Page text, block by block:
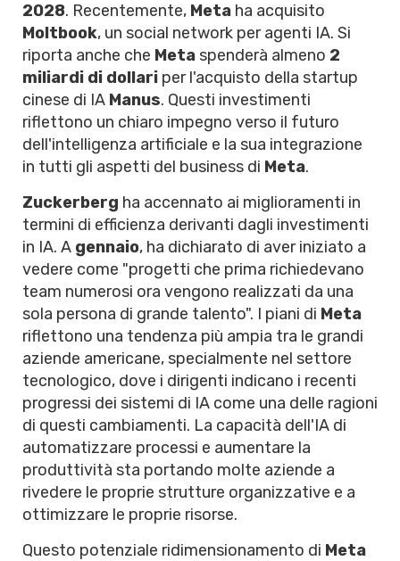
2028. Recentemente, Meta ha acquisito
Moltbook, un social network per agenti IA. Si
riporta anche che Meta spenderà almeno 2
miliardi di dollari per l'acquisto della startup
cinese di IA Manus. Questi investimenti
riflettono un chiaro impegno verso il futuro
dell'intelligenza artificiale e la sua integrazione
in tutti gli aspetti del business di Meta.
Zuckerberg ha accennato ai miglioramenti in
termini di efficienza derivanti dagli investimenti
in IA. A gennaio, ha dichiarato di aver iniziato a
vedere come "progetti che prima richiedevano
team numerosi ora vengono realizzati da una
sola persona di grande talento". I piani di Meta
riflettono una tendenza più ampia tra le grandi
aziende americane, specialmente nel settore
tecnologico, dove i dirigenti indicano i recenti
progressi dei sistemi di IA come una delle ragioni
di questi cambiamenti. La capacità dell'IA di
automatizzare processi e aumentare la
produttività sta portando molte aziende a
rivedere le proprie strutture organizzative e a
ottimizzare le proprie risorse.
Questo potenziale ridimensionamento di Meta